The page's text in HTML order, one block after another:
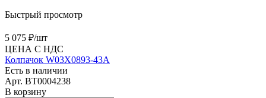
Быстрый просмотр
5 075 ₽/шт
ЦЕНА С НДС
Колпачок W03X0893-43A
Есть в наличии
Арт. BT0004238
В корзину